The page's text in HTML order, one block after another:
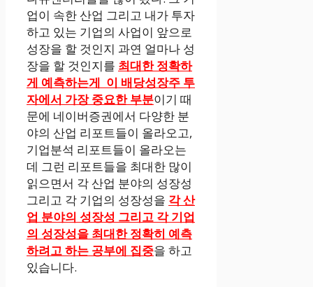
업이 속한 산업 그리고 내가 투자
하고 있는 기업의 사업이 앞으로
성장을 할 것인지 과연 얼마나 성
장을 할 것인지를 최대한 정확하
게 예측하는게 이 배당성장주 투
자에서 가장 중요한 부분이기 때
문에 네이버증권에서 다양한 분
야의 산업 리포트들이 올라오고,
기업분석 리포트들이 올라오는
데 그런 리포트들을 최대한 많이
읽으면서 각 산업 분야의 성장성
그리고 각 기업의 성장성을 각 산
업 분야의 성장성 그리고 각 기업
의 성장성을 최대한 정확히 예측
하려고 하는 공부에 집중을 하고
있습니다.